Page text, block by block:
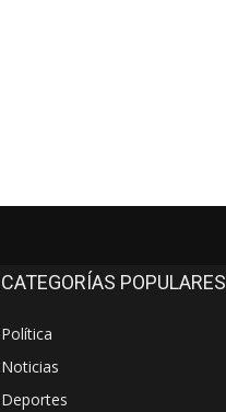
CATEGORÍAS POPULARES
Política
Noticias
Deportes